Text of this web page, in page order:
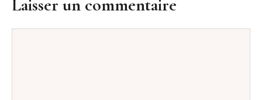
Laisser un commentaire